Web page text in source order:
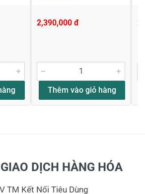
2,390,000 đ
Thêm vào giỏ hàng
DỊCH HÀNG HÓA
TM Kết Nối Tiêu Dùng